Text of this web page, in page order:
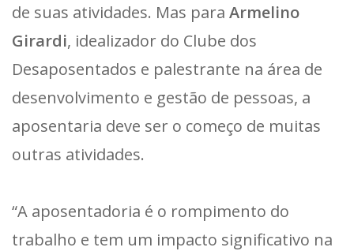
de suas atividades. Mas para Armelino
Girardi, idealizador do Clube dos
Desaposentados e palestrante na área de
desenvolvimento e gestão de pessoas, a
aposentaria deve ser o começo de muitas
outras atividades.
“A aposentadoria é o rompimento do
trabalho e tem um impacto significativo na